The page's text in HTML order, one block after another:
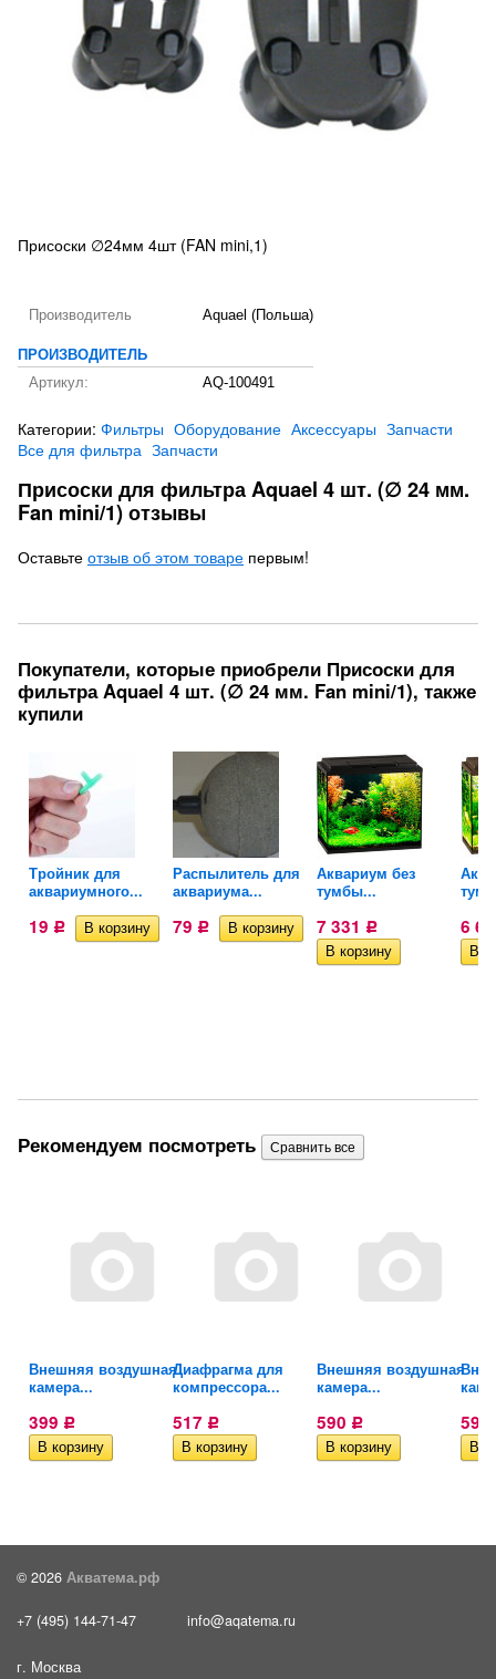
Присоски ∅24мм 4шт (FAN mini,1)
Производитель Aquael (Польша)
ПРОИЗВОДИТЕЛЬ
Артикул:
AQ-100491
Категории: Фильтры Оборудование Аксессуары Запчасти
Все для фильтра Запчасти
Присоски для фильтра Aquael 4 шт. (∅ 24 мм.
Fan mini/1) отзывы
Оставьте отзыв об этом товаре первым!
Покупатели, которые приобрели Присоски для
фильтра Aquael 4 шт. (∅ 24 мм. Fan mini/1), также
купили
Тройник для
аквариумного...
19 Р
Распылитель для
аквариума...
79 Р
Аквариум без
тумбы...
7 331 Р 6
Рекомендуем посмотреть
Внешняя воздушная
камера...
399 Р
Диафрагма для
компрессора...
517 Р
Внешняя воздушная
камера...
590 Р 590
© 2026 Акватема.рф
+7 (495) 144-71-47 info@aqatema.ru
г. Москва